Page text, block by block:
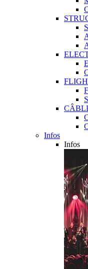
Infos
Infos